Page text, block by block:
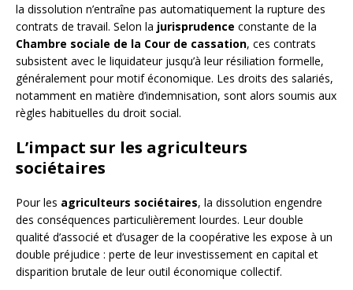
la dissolution n’entraîne pas automatiquement la rupture des
contrats de travail. Selon la jurisprudence constante de la
Chambre sociale de la Cour de cassation, ces contrats
subsistent avec le liquidateur jusqu’à leur résiliation formelle,
généralement pour motif économique. Les droits des salariés,
notamment en matière d’indemnisation, sont alors soumis aux
règles habituelles du droit social.
L’impact sur les agriculteurs
sociétaires
Pour les agriculteurs sociétaires, la dissolution engendre
des conséquences particulièrement lourdes. Leur double
qualité d’associé et d’usager de la coopérative les expose à un
double préjudice : perte de leur investissement en capital et
disparition brutale de leur outil économique collectif.